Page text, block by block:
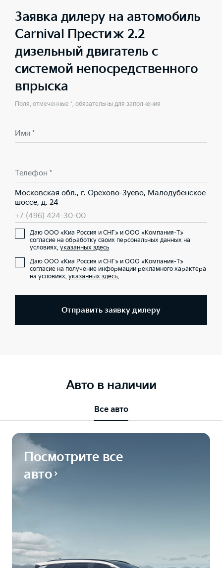
Заявка дилеру на автомобиль
Carnival Престиж 2.2
дизельный двигатель с
системой непосредственного
впрыска
Поля, отмеченные *, обязательны для заполнения
Имя *
Телефон *
Московская обл., г. Орехово-Зуево, Малодубенское
шоссе, д. 24
+7 (496) 424-30-00
Даю ООО «Киа Россия и СНГ» и ООО «Компания-Т»
согласие на обработку своих персональных данных на
условиях, указанных здесь
Даю ООО «Киа Россия и СНГ» и ООО «Компания-Т»
согласие на получение информации рекламного характера
на условиях, указанных здесь.
Отправить заявку дилеру
Авто в наличии
Все авто
Посмотрите все
авто